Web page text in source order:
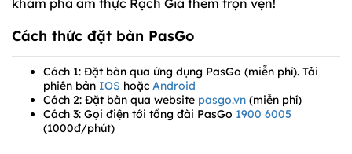
Cách thức đặt bàn PasGo
Cách 1: Đặt bàn qua ứng dụng PasGo (miễn phí). Tải
phiên bản IOS hoặc Android
Cách 2: Đặt bàn qua website pasgo.vn (miễn phí)
Cách 3: Gọi điện tới tổng đài PasGo 1900 6005
(1000đ/phút)